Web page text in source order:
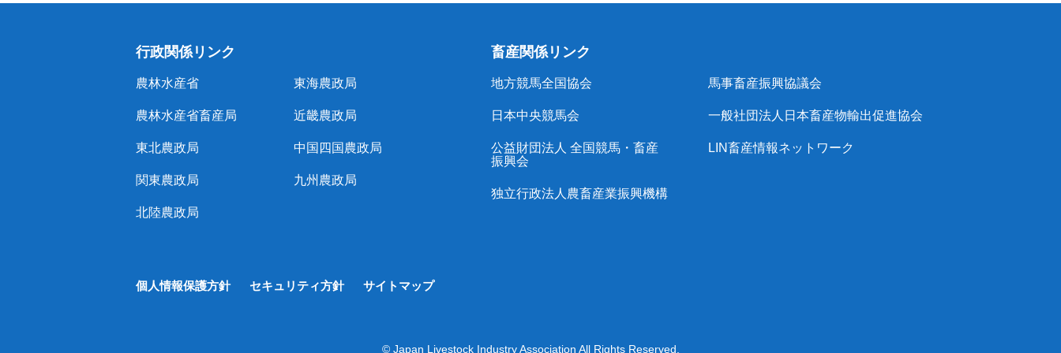
行政関係リンク
農林水産省
農林水産省畜産局
東北農政局
関東農政局
北陸農政局
東海農政局
近畿農政局
中国四国農政局
九州農政局
畜産関係リンク
地方競馬全国協会
日本中央競馬会
公益財団法人 全国競馬・畜産
振興会
独立行政法人農畜産業振興機構
馬事畜産振興協議会
一般社団法人日本畜産物輸出促進協会
LIN畜産情報ネットワーク
個人情報保護方針 セキュリティ方針 サイトマップ
© Japan Livestock Industry Association All Rights Reserved.